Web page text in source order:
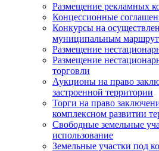
Размещение рекламных
Концессионные
Конкурсы на
муниципальным
Размещение
Размещение
торговли
Аукционы на право
застроенной территории
Торги на право
комплексном развитии
Свободные земельные
использование
Земельные участки под